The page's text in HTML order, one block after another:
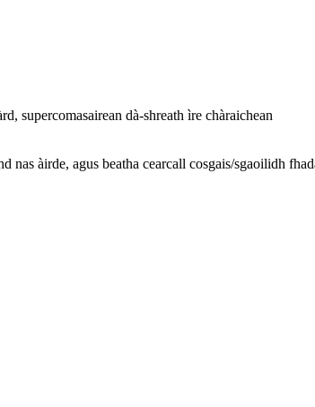
supercomasairean dà-shreath ìre chàraichean
àirde, agus beatha cearcall cosgais/sgaoilidh